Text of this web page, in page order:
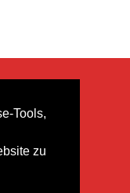
Tools,
zu